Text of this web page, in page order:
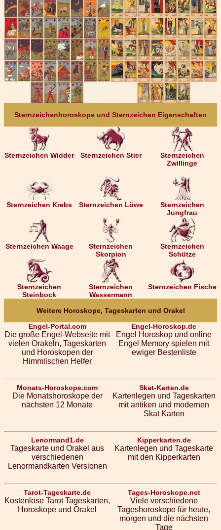
Sternzeichenhoroskope und Sternzeichen Eigenschaften
Sternzeichen Widder Sternzeichen Stier
Sternzeichen
Zwillinge
Sternzeichen Krebs Sternzeichen Löwe
Sternzeichen
Jungfrau
Sternzeichen Waage
Sternzeichen
Skorpion
Sternzeichen
Schütze
Sternzeichen
Steinbock
Sternzeichen
Wassermann
Sternzeichen Fische
Weitere Horoskope, Tageskarten und Orakel
Engel-Portal.com
Die große Engel-Webseite mit
vielen Orakeln, Tageskarten
und Horoskopen der
Himmlischen Helfer
Engel-Horoskop.de
Engel Horoskop und online
Engel Memory spielen mit
ewiger Bestenliste
Monats-Horoskope.com
Die Monatshoroskope der
nächsten 12 Monate
Skat-Karten.de
Kartenlegen und Tageskarten
mit antiken und modernen
Skat Karten
Lenormand1.de
Tageskarte und Orakel aus
verschiedenen
Lenormandkarten Versionen
Kipperkarten.de
Kartenlegen und Tageskarte
mit den Kipperkarten
Tarot-Tageskarte.de
Kostenlose Tarot Tageskarten,
Horoskope und Orakel
Tages-Horoskope.net
Viele verschiedene
Tageshoroskope für heute,
morgen und die nächsten
Tage